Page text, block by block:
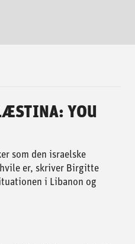
YOU
som den israelske
er, skriver Birgitte
i Libanon og